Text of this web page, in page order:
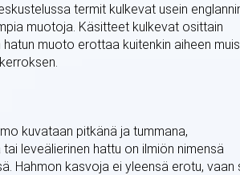
termit kulkevat usein
muotoja. Käsitteet kulkevat osittain
muoto erottaa kuitenkin aiheen
kuvataan pitkänä ja tummana,
leveälierinen hattu on ilmiön nimensä
Hahmon kasvoja ei yleensä erotu, vaan